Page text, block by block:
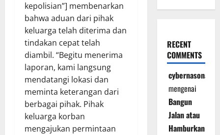
kepolisian”] membenarkan
bahwa aduan dari pihak
keluarga telah diterima dan
tindakan cepat telah
diambil. “Begitu menerima
laporan, kami langsung
mendatangi lokasi dan
meminta keterangan dari
berbagai pihak. Pihak
keluarga korban
mengajukan permintaan
RECENT
COMMENTS
cybernasonal
mengenai
Bangun
Jalan atau
Hamburkan